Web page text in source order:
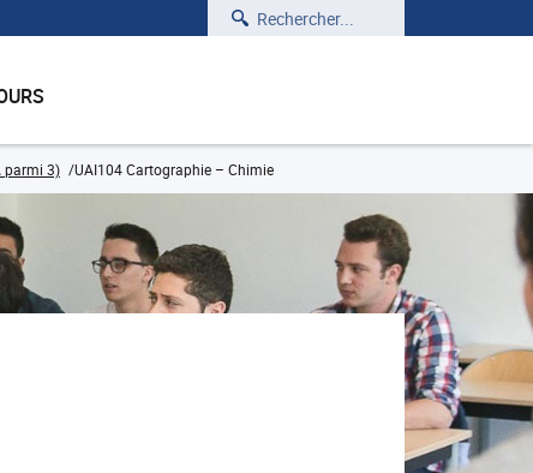
Rechercher
parmi 3) UAI104 Cartographie – Chimie